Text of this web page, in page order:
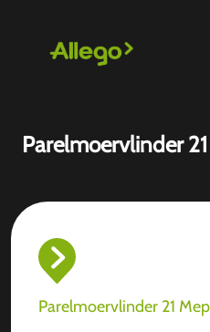
Parelmoervlinder
Parelmoervlinder 21